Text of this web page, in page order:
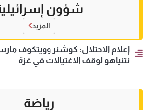
شؤون
المزيد
إعلام الاحتلال: كوشنر وويتكوف
نتنياهو لوقف الاغتيالات في غزة
رياضة